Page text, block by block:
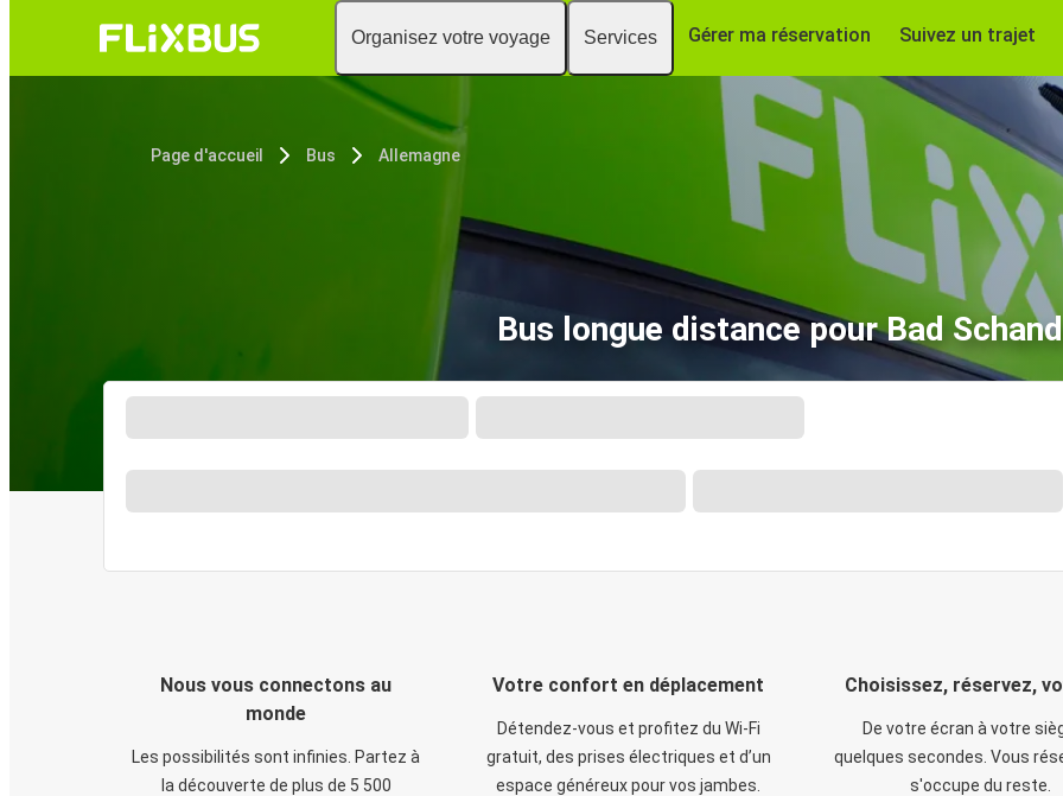
Organisez votre voyage Services Gérer ma réservation Suivez un trajet
Page d'accueil Bus Allemagne
Bus longue distance pour Bad
Nous vous connectons au
monde
Les possibilités sont infinies. Partez à
la découverte de plus de 5 500
Votre confort en déplacement
Détendez-vous et profitez du Wi-Fi
gratuit, des prises électriques et d’un
espace généreux pour vos jambes.
Choisissez, réservez,
De votre écran à votre
quelques secondes. Vous
s'occupe du reste.